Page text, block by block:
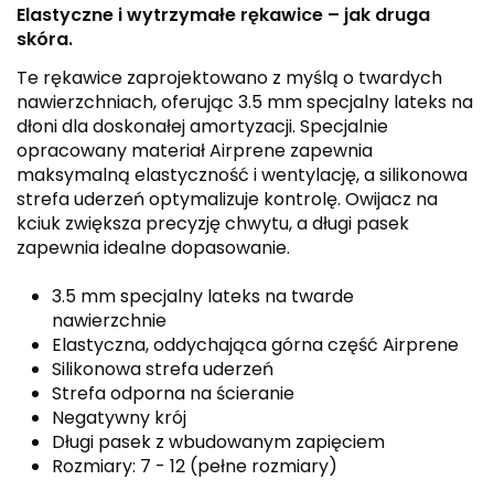
Elastyczne i wytrzymałe rękawice – jak druga
skóra.
Te rękawice zaprojektowano z myślą o twardych
nawierzchniach, oferując 3.5 mm specjalny lateks na
dłoni dla doskonałej amortyzacji. Specjalnie
opracowany materiał Airprene zapewnia
maksymalną elastyczność i wentylację, a silikonowa
strefa uderzeń optymalizuje kontrolę. Owijacz na
kciuk zwiększa precyzję chwytu, a długi pasek
zapewnia idealne dopasowanie.
3.5 mm specjalny lateks na twarde
nawierzchnie
Elastyczna, oddychająca górna część Airprene
Silikonowa strefa uderzeń
Strefa odporna na ścieranie
Negatywny krój
Długi pasek z wbudowanym zapięciem
Rozmiary: 7 - 12 (pełne rozmiary)